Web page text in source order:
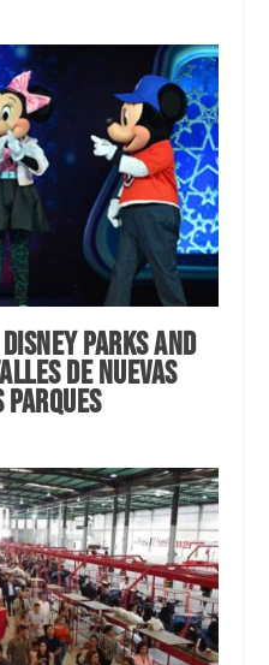
Parks and
de nuevas
Parques